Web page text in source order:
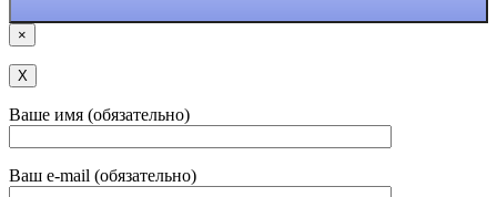
×
Х
Ваше имя (обязательно)
Ваш e-mail (обязательно)